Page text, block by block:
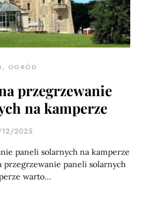
OGRÓD
przegrzewanie
na kamperze
2025
paneli solarnych na kamperze
przegrzewanie paneli solarnych
warto…